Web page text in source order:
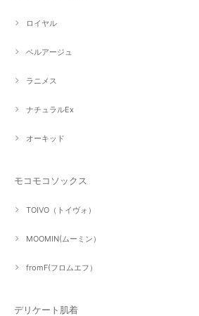
ロイヤル
ベルアージュ
ラニメス
ナチュラルEx
オーキッド
モコモコソックス
TOIVO（トイヴォ）
MOOMIN(ムーミン）
fromF(フロムエフ）
デリケート肌着